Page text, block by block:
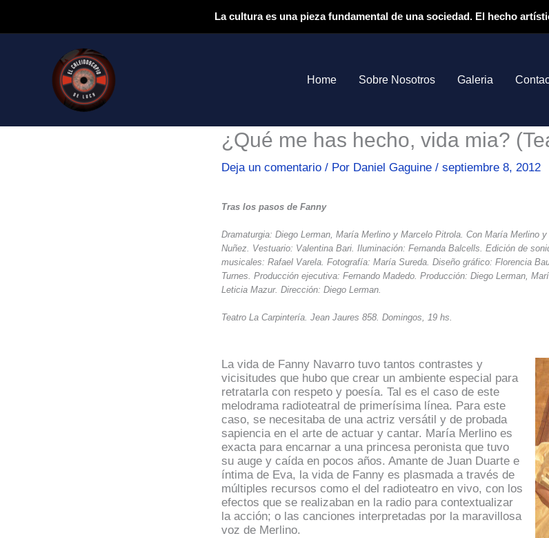
contenido
La cultura es una pieza fundamental de una sociedad. El hecho
Home Sobre Nosotros Galeria
¿Qué me has hecho, vida mia?
Deja un comentario / Por Daniel Gaguine / septiembre 8, 2012
Tras los pasos de Fanny
Dramaturgia: Diego Lerman, María Merlino y Marcelo Pitrola. Con María Merlino
Nuñez. Vestuario: Valentina Bari. Iluminación: Fernanda Balcells. Edición de
musicales: Rafael Varela. Fotografía: María Sureda. Diseño gráfico: Florencia
Turnes. Producción ejecutiva: Fernando Madedo. Producción: Diego Lerman,
Leticia Mazur. Dirección: Diego Lerman.
Teatro La Carpintería. Jean Jaures 858. Domingos, 19 hs.
La vida de Fanny Navarro tuvo tantos contrastes y
vicisitudes que hubo que crear un ambiente especial para
retratarla con respeto y poesía. Tal es el caso de este
melodrama radioteatral de primerísima línea. Para este
caso, se necesitaba de una actriz versátil y de probada
sapiencia en el arte de actuar y cantar. María Merlino es
exacta para encarnar a una princesa peronista que tuvo
su auge y caída en pocos años. Amante de Juan Duarte e
íntima de Eva, la vida de Fanny es plasmada a través de
múltiples recursos como el del radioteatro en vivo, con los
efectos que se realizaban en la radio para contextualizar
la acción; o las canciones interpretadas por la maravillosa
voz de Merlino.